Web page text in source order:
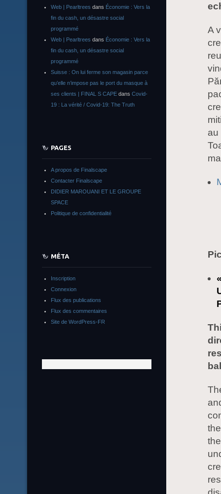
A
au
Web | Pearltrees dans Économie : Vers la
fin du cash, un désastre social
programmé
Web | Pearltrees dans Économie : Vers la
fin du cash, un désastre social
programmé
Suisse : On lui ferme son magasin parce
qu’elle n’impose pas le port du masque à
ses clients | FINAL S CAPE dans Covid-
19 : La vérité / Covid-19: The Truth
PAGES
A propos de Finalscape
Contacter Finalscape
DIDIER MAROUANI ET LE GROUPE
SPACE
Politique de confidentialité
MÉTA
Inscription
Connexion
Flux des publications
Flux des commentaires
Site de WordPress-FR